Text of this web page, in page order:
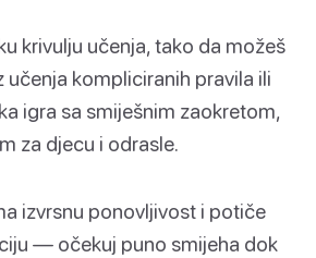
krivulju učenja, tako da možeš
učenja kompliciranih pravila ili
igra sa smiješnim zaokretom,
za djecu i odrasle.
izvrsnu ponovljivost i potiče
— očekuj puno smijeha dok